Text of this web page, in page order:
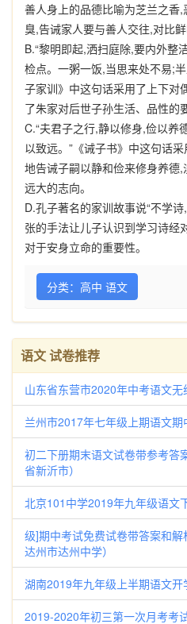
善人身上的品德比喻为芝兰之香,
臭,告诫家人要与善人交往,对比
B.“黎明即起,洒扫庭除,要内外整
检点。一粥一饭,当思来处不易;
子家训》中这句话采用了上下对
了朱家对后世子孙生活、品性的
C.“夫君子之行,静以修身,俭以养
以致远。 ” 《诫子书》中这句话
地告诫子嗣以静和俭来修身养德,
远大的志向。
D.孔子著名的家训故事说“不学诗,
张的手法让儿子认识到学习诗经
对于安身立命的重要性。
分类：高中 语文
语文 试卷推荐
山东省东营市2020年中考语文无
兰州市2017年七年级上期语文
初二下册期末语文试卷带参考答
省新沂市）
北京101中学2019年九年级语文
级]期中考试免费试卷带答案和
达州市达州中学）
湖南2019年九年级上半期语文
2019-2020年初三第一次月考考